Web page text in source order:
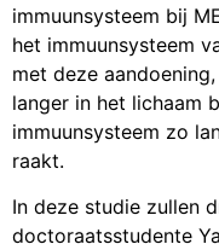
immuunsysteem bij
het immuunsysteem
met deze
langer in het lichaam
immuunsysteem zo
raakt.
In deze studie zullen
doctoraatsstudente